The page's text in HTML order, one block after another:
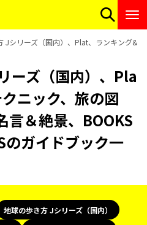
Jシリーズ（国内）、Plat、ランキング&
ーズ（国内）、Pla
ニック、旅の図
言＆絶景、BOOKS
のガイドブック一
地球の歩き方 Jシリーズ（国内）